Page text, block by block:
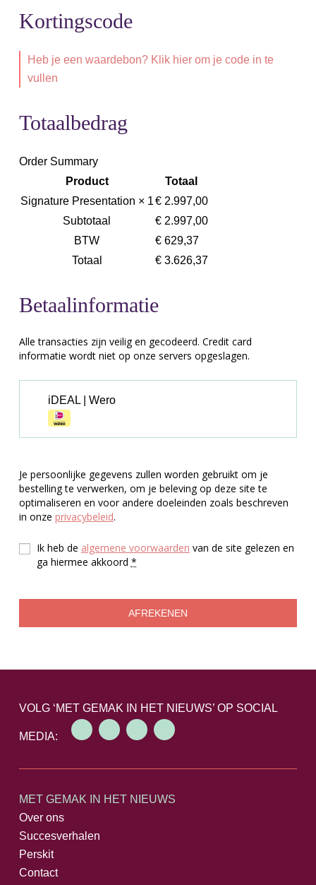
Kortingscode
Heb je een waardebon? Klik hier om je code in te
vullen
Totaalbedrag
Order Summary
Product
Totaal
Signature Presentation × 1€2.997,00
Subtotaal
€2.997,00
BTW
€629,37
Totaal
€3.626,37
Betaalinformatie
Alle transacties zijn veilig en gecodeerd. Credit card
informatie wordt niet op onze servers opgeslagen.
iDEAL | Wero
Je persoonlijke gegevens zullen worden gebruikt om je
bestelling te verwerken, om je beleving op deze site te
optimaliseren en voor andere doeleinden zoals beschreven
in onze privacybeleid.
Ik heb de algemene voorwaarden van de site gelezen en
ga hiermee akkoord *
AFREKENEN
VOLG ‘MET GEMAK IN HET NIEUWS’ OP SOCIAL
MEDIA:
MET GEMAK IN HET NIEUWS
Over ons
Succesverhalen
Perskit
Contact